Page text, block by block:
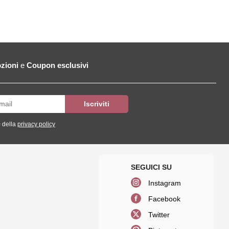
e Coupon esclusivi
della privacy policy
Instagram
Facebook
Twitter